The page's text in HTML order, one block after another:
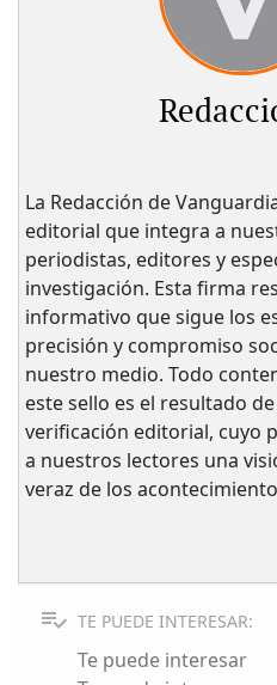
La Redacción de
editorial que integra a
periodistas, editores y
investigación. Esta firma
informativo que sigue los
precisión y compromiso
nuestro medio. Todo
este sello es el resultado
verificación editorial, cuyo
a nuestros lectores una
veraz de los
TE PUEDE INTERESAR:
Te puede interesar